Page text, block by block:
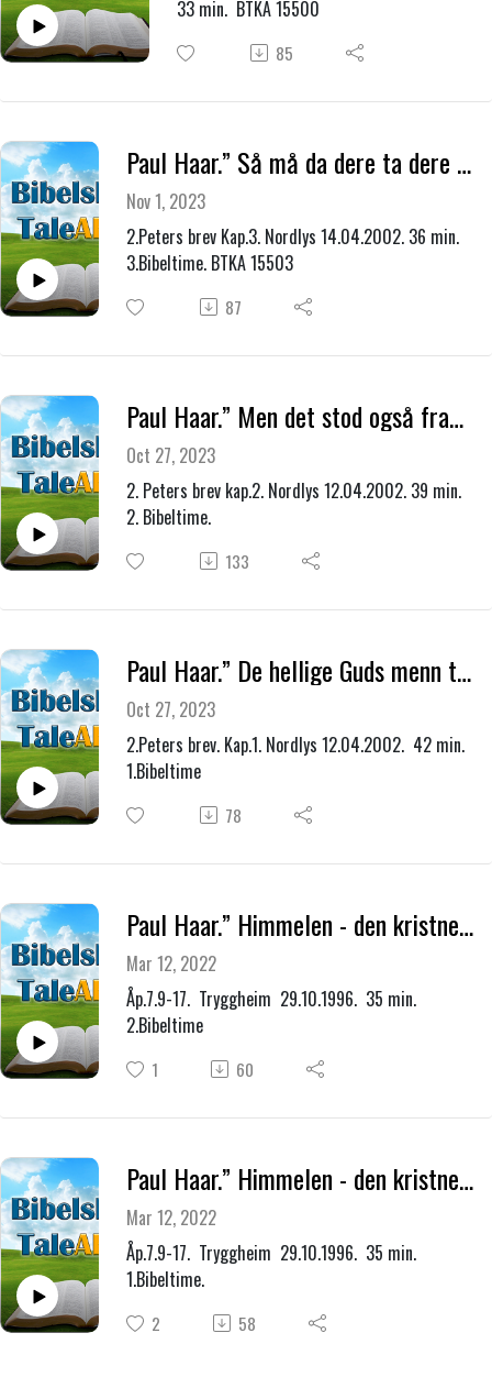
33 min. BTKA 15500
85
Paul Haar.” Så må da dere ta dere i vare så dere ikke skal bli revet med av de lovløses villfarelse.”
Nov 1, 2023
2.Peters brev Kap.3. Nordlys 14.04.2002. 36 min.
3.Bibeltime. BTKA 15503
87
Paul Haar.” Men det stod også fram falske profeter i folket.”
Oct 27, 2023
2. Peters brev kap.2. Nordlys 12.04.2002. 39 min.
2. Bibeltime.
133
Paul Haar.” De hellige Guds menn talte drevet av Den Hellige Ånd.”
Oct 27, 2023
2.Peters brev. Kap.1. Nordlys 12.04.2002. 42 min.
1.Bibeltime
78
Paul Haar.” Himmelen - den kristnes håp og forventning.”
Mar 12, 2022
Åp.7.9-17. Tryggheim 29.10.1996. 35 min.
2.Bibeltime
1 60
Paul Haar.” Himmelen - den kristnes håp og forventning.”
Mar 12, 2022
Åp.7.9-17. Tryggheim 29.10.1996. 35 min.
1.Bibeltime.
2 58